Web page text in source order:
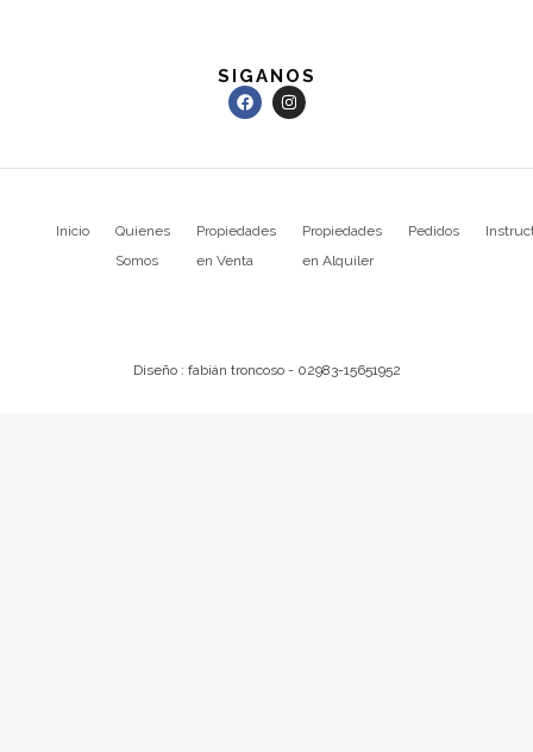
SIGANOS
Inicio
Quienes
Somos
Propiedades
en Venta
Propiedades
en Alquiler
Pedidos
Diseño : fabián troncoso - 02983-15651952